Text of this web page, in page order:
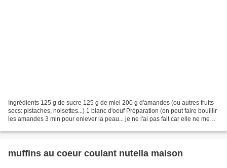
Ingrédients 125 g de sucre 125 g de miel 200 g d'amandes (ou autres fruits
secs: pistaches, noisettes...) 1 blanc d'oeuf Préparation (on peut faire bouillir
les amandes 3 min pour enlever la peau... je ne l'ai pas fait car elle ne me
muffins au coeur coulant nutella maison